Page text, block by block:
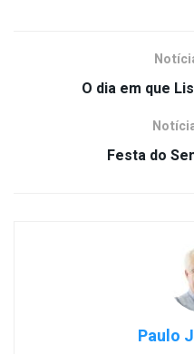
O dia em que
Festa do
Paulo